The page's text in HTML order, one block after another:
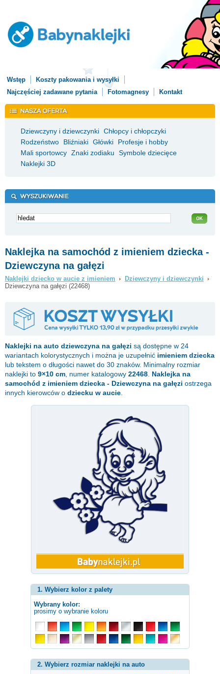
Wstęp
Koszty pakowania i wysyłki
Najczęściej zadawane pytania
Fotomagnesy Kontakt
Dziewczyny i dziewczynki Chłopcy i chłopczyki
Rodzeństwo
Bliźniaki Główki
Profesje i hobby
Mali sportowcy Znaki zodiaku
Symbole dziecięce
Naklejki 3D
Naklejka na samochód z imieniem dziecka -
Dziewczyna na gałęzi
Naklejki dziecko w aucie z imieniem
Dziewczyny i dziewczynki
Dziewczyna na gałęzi (22468)
Naklejki na auto dziewczyna na gałęzi są dostępne w 24
wariantach kolorystycznych i można je uzupełnić imieniem dziecka
lub tekstem o długości nawet do 30 znaków. Minimalny rozmiar
naklejki to 9×10 cm , numer katalogowy 22468 Naklejka na
samochód z imieniem dziecka - Dziewczyna na gałęzi ostrzega
innych kierowców o dziecku w aucie
1. Wybierz kolor z palety
Wybrany kolor:
prosimy o wybranie koloru
2. Wybierz rozmiar naklejki na auto